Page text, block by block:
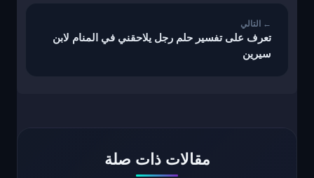
تعرف على تفسير حلم رجل يلاحقني في المنام لابن
سيرين
مقالات ذات صلة